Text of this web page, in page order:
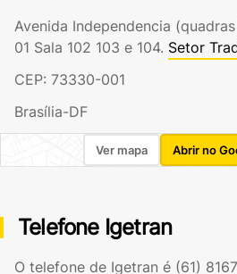
Avenida Independencia
01 Sala 102 103 e 104. Setor
CEP: 73330-001
Brasília-DF
Ver mapa Abrir no
Telefone Igetran
O telefone de Igetran é (61)